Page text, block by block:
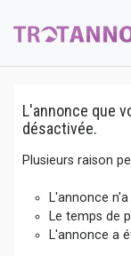
L'annonce que
désactivée.
Plusieurs raison
L'annonce
Le temps de
L'annonce a